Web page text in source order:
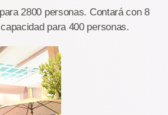
2800 personas. Contará con 8
para 400 personas.